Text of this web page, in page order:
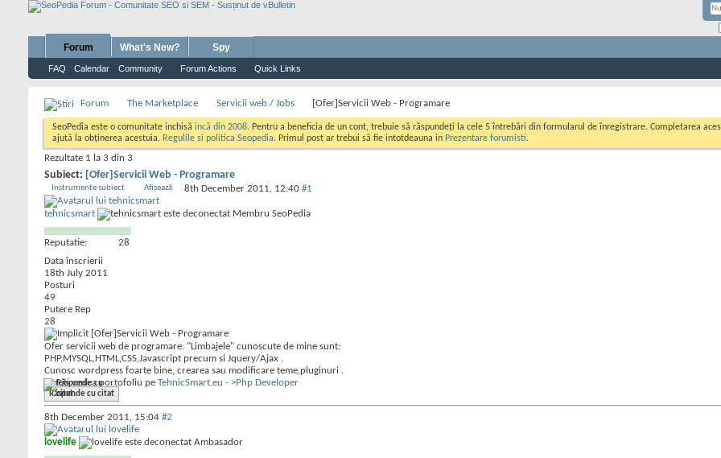
Forum
FAQ Calendar Community Forum Actions Quick Links
What's New? Spy
Forum The Marketplace Servicii web / Jobs [Ofer]Servicii Web - Programare
SeoPedia este o comunitate inchisă incă din 2008. Pentru a beneficia de un cont, trebuie să răspundeți la cele 5 întrebări din formularul de înregistrare. Completarea
ajută la obținerea acestuia. Regulile si politica Seopedia. Primul post ar trebui să fie intotdeauna in Prezentare forumisti.
Rezultate 1 la 3 din 3
Subiect: [Ofer]Servicii Web - Programare
Instrumente subiect Afișează 8th December 2011, 12:40 #1
tehnicsmart Membru SeoPedia
Reputatie:
28
Data înscrierii
18th July 2011
Posturi
49
Putere Rep
28
[Ofer]Servicii Web - Programare
Ofer servicii web de programare. "Limbajele" cunoscute de mine sunt:
PHP,MYSQL,HTML,CSS,Javascript precum si Jquery/Ajax .
Cunosc wordpress foarte bine, crearea sau modificare teme,pluginuri .
Puteti vedea portofoliu pe TehnicSmart.eu - >Php Developer
Răspunde cu citat
8th December 2011, 15:04 #2
lovelife Ambasador